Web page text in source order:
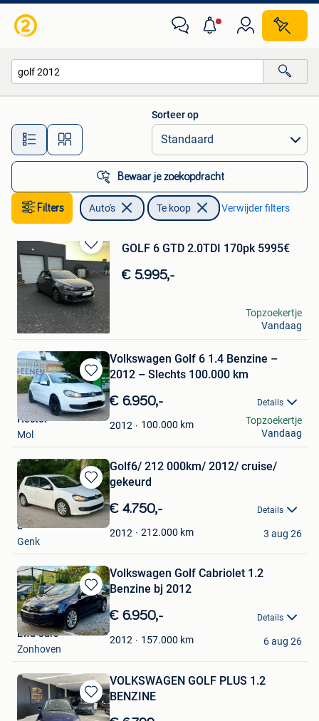
Alle afstanden…
Sorteer op
Bewaar je zoekopdracht
Filters Auto's Te koop Verwijder filters
Bewaren
in
Mijn
Favorieten
GOLF 6 GTD 2.0TDI 170pk 5995€
€ 5.995,-
vvb
Nieuwerkerken
Topzoekertje
Vandaag
Bewaren
in
Mijn
Favorieten
Volkswagen Golf 6 1.4 Benzine –
2012 – Slechts 100.000 km
€ 6.950,- Details
2012 100.000 km
Hector
Mol
Topzoekertje
Vandaag
Bewaren
in
Mijn
Favorieten
Golf6/ 212 000km/ 2012/ cruise/
gekeurd
€ 4.750,- Details
2012 212.000 km
a
Genk
3 aug 26
Bewaren
in
Mijn
Favorieten
Volkswagen Golf Cabriolet 1.2
Benzine bj 2012
€ 6.950,- Details
2012 157.000 km
Ewa Cars
Zonhoven
6 aug 26
Bewaren
in
VOLKSWAGEN GOLF PLUS 1.2
BENZINE